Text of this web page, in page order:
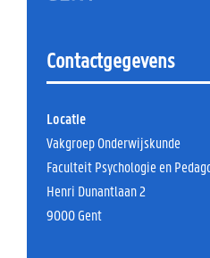
Contactgegevens
Locatie
Vakgroep Onderwijskunde
Faculteit Psychologie en
Henri Dunantlaan 2
9000 Gent